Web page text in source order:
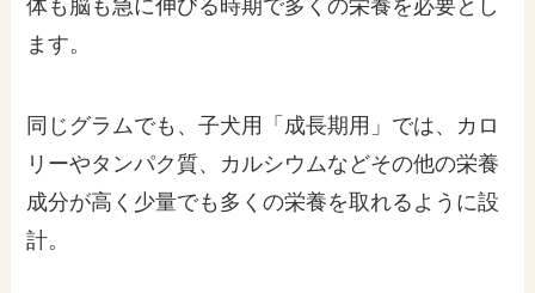
体も脳も急に伸びる時期で多くの栄養を必要とし
ます。
同じグラムでも、子犬用「成長期用」では、カロ
リーやタンパク質、カルシウムなどその他の栄養
成分が高く少量でも多くの栄養を取れるように設
計。